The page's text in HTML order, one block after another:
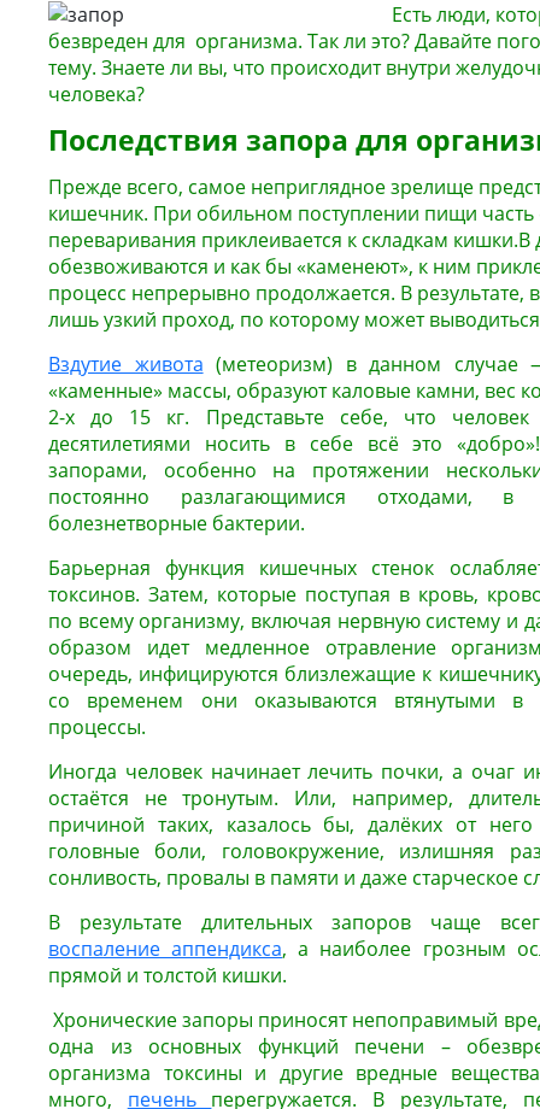
Есть люди,
безвреден для организма. Так ли это? Давайте
тему. Знаете ли вы, что происходит внутри
человека?
Последствия запора для
Прежде всего, самое неприглядное зрелище
кишечник. При обильном поступлении пищи часть
переваривания приклеивается к складкам
обезвоживаются и как бы «каменеют», к ним
процесс непрерывно продолжается. В результате,
лишь узкий проход, по которому может
Вздутие живота (метеоризм) в данном
«каменные» массы, образуют каловые камни, вес
2-х до 15 кг. Представьте себе, что
десятилетиями носить в себе всё это
запорами, особенно на протяжении
постоянно разлагающимися отходами, в
болезнетворные бактерии.
Барьерная функция кишечных стенок
токсинов. Затем, которые поступая в кровь,
по всему организму, включая нервную систему и
образом идет медленное отравление
очередь, инфицируются близлежащие к
со временем они оказываются втянутыми в
процессы.
Иногда человек начинает лечить почки, а очаг
остаётся не тронутым. Или, например,
причиной таких, казалось бы, далёких от
головные боли, головокружение, излишняя
сонливость, провалы в памяти и даже старческое
В результате длительных запоров чаще
воспаление аппендикса, а наиболее грозным
прямой и толстой кишки.
Хронические запоры приносят непоправимый
одна из основных функций печени –
организма токсины и другие вредные
много, печень перегружается. В результате,